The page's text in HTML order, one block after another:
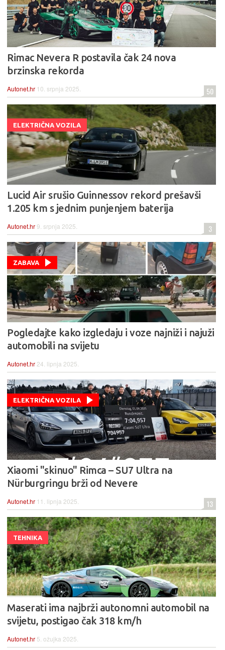
Rimac Nevera R postavila čak 24 nova
brzinska rekorda
Autonet.hr 10. srpnja 2025. 50
ELEKTRIČNA VOZILA
Lucid Air srušio Guinnessov rekord prešavši
1.205 km s jednim punjenjem baterija
Autonet.hr9. srpnja 2025. 3
ZABAVA
Pogledajte kako izgledaju i voze najniži i najuži
automobili na svijetu
Autonet.hr 24. lipnja 2025.
ELEKTRIČNA VOZILA
Xiaomi "skinuo" Rimca – SU7 Ultra na
Nürburgringu brži od Nevere
Autonet.hr 11. lipnja 2025. 13
TEHNIKA
Maserati ima najbrži autonomni automobil na
svijetu, postigao čak 318 km/h
Autonet.hr 5. ožujka 2025.